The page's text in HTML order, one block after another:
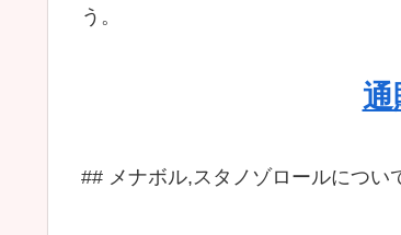
う。
## メナボル,スタノゾロールについ